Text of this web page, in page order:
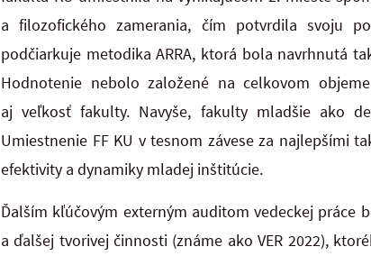
a filozofického zamerania, čím potvrdila svoju
podčiarkuje metodika ARRA, ktorá bola navrhnutá
Hodnotenie nebolo založené na celkovom
aj veľkosť fakulty. Navyše, fakulty mladšie ako
Umiestnenie FF KU v tesnom závese za najlepšími
efektivity a dynamiky mladej inštitúcie.
Ďalším kľúčovým externým auditom vedeckej práce
a ďalšej tvorivej činnosti (známe ako VER 2022),